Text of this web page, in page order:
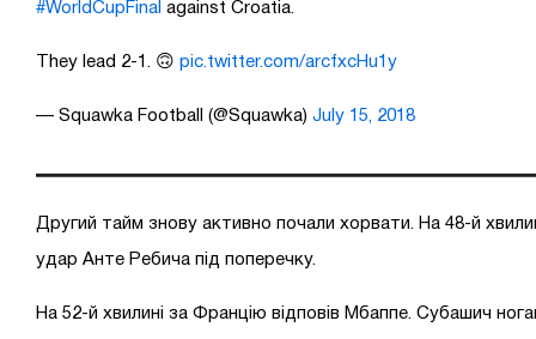
#WorldCupFinal against Croatia.
They lead 2-1. 🙃 pic.twitter.com/arcfxcHu1y
— Squawka Football (@Squawka) July 15, 2018
Другий тайм знову активно почали хорвати. На 48-й
удар Анте Ребича під поперечку.
На 52-й хвилині за Францію відповів Мбаппе. Субашич